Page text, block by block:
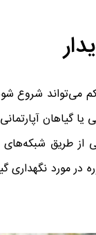
می‌تواند شروع
گیاهان
طریق شبکه‌های
مورد نگهداری